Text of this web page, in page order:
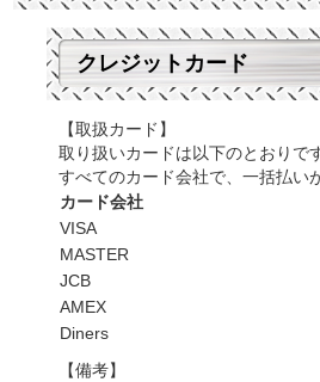
クレジットカード
【取扱カード】
取り扱いカードは以下のとおりで
すべてのカード会社で、一括払い
カード会社
VISA
MASTER
JCB
AMEX
Diners
【備考】